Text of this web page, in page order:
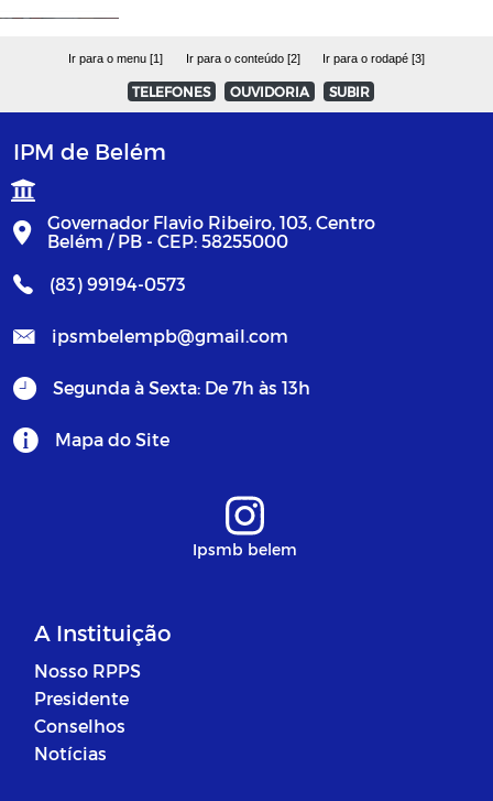
Ir para o menu [1] Ir para o conteúdo [2] Ir para o rodapé [3]
TELEFONES OUVIDORIA SUBIR
IPM de Belém
Governador Flavio Ribeiro, 103, Centro
Belém / PB - CEP: 58255000
(83) 99194-0573
ipsmbelempb@gmail.com
Segunda à Sexta: De 7h às 13h
Mapa do Site
Ipsmb belem
A Instituição
Nosso RPPS
Presidente
Conselhos
Notícias